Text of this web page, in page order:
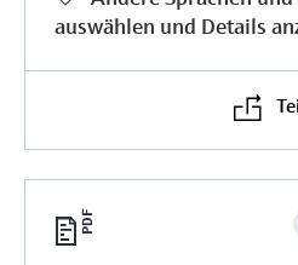
auswählen und Details